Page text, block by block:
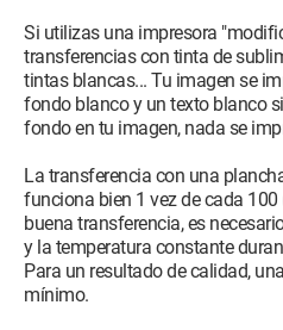
Si utilizas una impresora
transferencias con tinta de
tintas blancas... Tu imagen se
fondo blanco y un texto blanco
fondo en tu imagen, nada se
La transferencia con una
funciona bien 1 vez de cada 100
buena transferencia, es
y la temperatura constante
Para un resultado de calidad,
mínimo.